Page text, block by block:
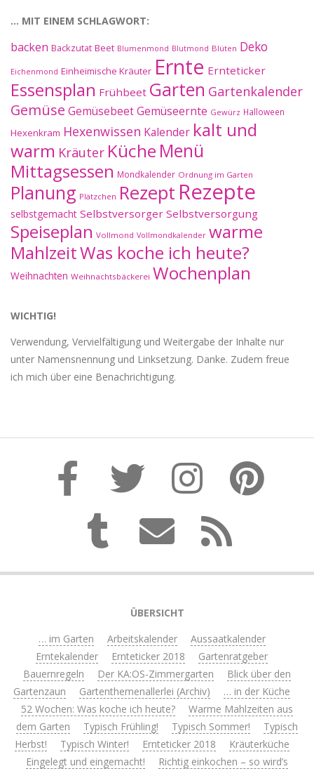
… MIT EINEM SCHLAGWORT:
backen Backzutat Beet Blumenmond Blutmond Blüten Deko
Eichenmond Einheimische Kräuter Ernte Ernteticker
Essensplan Frühbeet Garten Gartenkalender
Gemüse GemüsebeetGemüseernte Gewürz Halloween
Hexenkram Hexenwissen Kalender kalt und
warm Kräuter Küche Menü
Mittagsessen Mondkalender Ordnung im Garten
Planung Plätzchen Rezept Rezepte
selbstgemacht Selbstversorger Selbstversorgung
Speiseplan Vollmond Vollmondkalender warme
MahlzeitWas koche ich heute?
Weihnachten Weihnachtsbäckerei Wochenplan
WICHTIG!
Verwendung, Vervielfältigung und Weitergabe der Inhalte nur
unter Namensnennung und Linksetzung. Danke. Zudem freue
ich mich über eine Benachrichtigung.
ÜBERSICHT
… im Garten
Arbeitskalender
Aussaatkalender
Erntekalender
Ernteticker 2018
Gartenratgeber
Bauernregeln
Der KA:OS-Zimmergarten
Blick über den
Gartenzaun
Gartenthemenallerlei (Archiv)
… in der Küche
52 Wochen: Was koche ich heute?
Warme Mahlzeiten aus
dem Garten
Typisch Frühling! Typisch Sommer!
Typisch
Herbst!
Typisch Winter! Ernteticker 2018
Kräuterküche
Eingelegt und eingemacht!
Richtig einkochen – so wird’s